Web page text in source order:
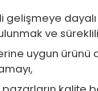
gelişmeye
ve
uygun ürünü